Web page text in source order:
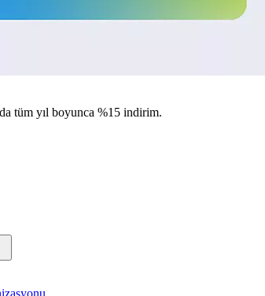
tüm yıl boyunca %15 indirim.